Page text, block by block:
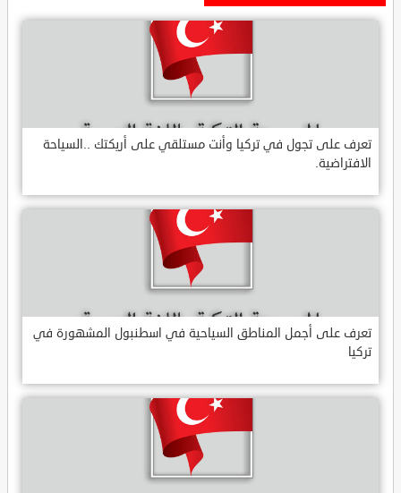
تعرف على تجول في تركيا وأنت مستلقي على أريكتك ..السياحة
الافتراضية.
تعرف على أجمل المناطق السياحية في اسطنبول المشهورة في
تركيا